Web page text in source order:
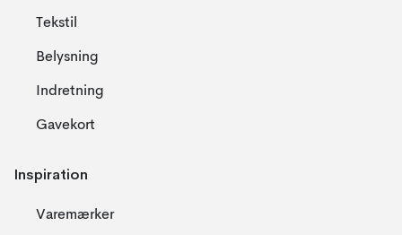
Tekstil
Belysning
Indretning
Gavekort
Inspiration
Varemærker